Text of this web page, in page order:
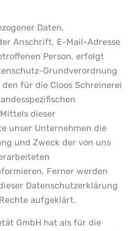
Daten,
Anschrift, E-Mail-Adresse
Person, erfolgt
Grundverordnung
für die Cloos Schreinerei
dieser
unser Unternehmen die
und Zweck der von uns
Ferner werden
Datenschutzerklärung
aufgeklärt.
GmbH hat als für die